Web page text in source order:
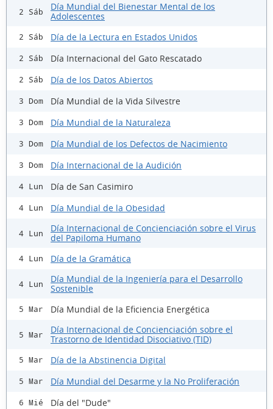
2 Sáb
Día Mundial del Bienestar Mental de los
Adolescentes
2 Sáb Día de la Lectura en Estados Unidos
2 Sáb Día Internacional del Gato Rescatado
2 Sáb Día de los Datos Abiertos
3 Dom Día Mundial de la Vida Silvestre
3 Dom Día Mundial de la Naturaleza
3 Dom Día Mundial de los Defectos de Nacimiento
3 Dom Día Internacional de la Audición
4 Lun Día de San Casimiro
4 Lun Día Mundial de la Obesidad
4 Lun
Día Internacional de Concienciación sobre el Virus
del Papiloma Humano
4 Lun Día de la Gramática
4 Lun
Día Mundial de la Ingeniería para el Desarrollo
Sostenible
5 Mar Día Mundial de la Eficiencia Energética
5 Mar
Día Internacional de Concienciación sobre el
Trastorno de Identidad Disociativo (TID)
5 Mar Día de la Abstinencia Digital
5 Mar Día Mundial del Desarme y la No Proliferación
6 Mié Día del "Dude"